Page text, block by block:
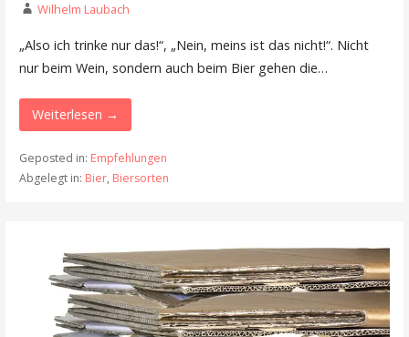
Wilhelm Laubach
„Also ich trinke nur das!“, „Nein, meins ist das nicht!“. Nicht
nur beim Wein, sondern auch beim Bier gehen die…
Weiterlesen →
Geposted in: Empfehlungen
Abgelegt in: Bier, Biersorten